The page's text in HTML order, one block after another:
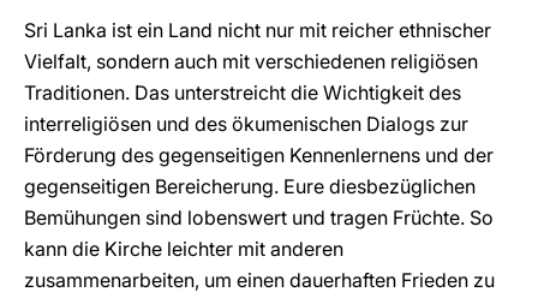
Sri Lanka ist ein Land nicht nur mit reicher ethnischer
Vielfalt, sondern auch mit verschiedenen religiösen
Traditionen. Das unterstreicht die Wichtigkeit des
interreligiösen und des ökumenischen Dialogs zur
Förderung des gegenseitigen Kennenlernens und der
gegenseitigen Bereicherung. Eure diesbezüglichen
Bemühungen sind lobenswert und tragen Früchte. So
kann die Kirche leichter mit anderen
zusammenarbeiten, um einen dauerhaften Frieden zu